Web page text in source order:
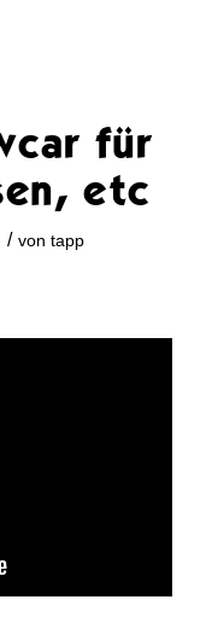
für
etc
/ vontapp